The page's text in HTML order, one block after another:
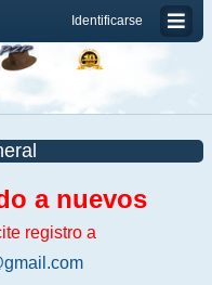
Identificarse
a nuevos
registro a